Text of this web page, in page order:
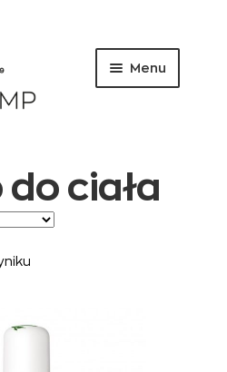
Menu
ciała